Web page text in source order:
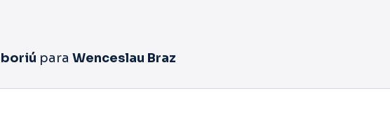
para Wenceslau Braz